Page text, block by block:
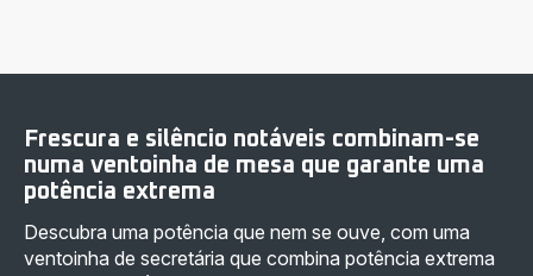
Frescura e silêncio notáveis combinam-se
numa ventoinha de mesa que garante uma
potência extrema
Descubra uma potência que nem se ouve, com uma
ventoinha de secretária que combina potência extrema